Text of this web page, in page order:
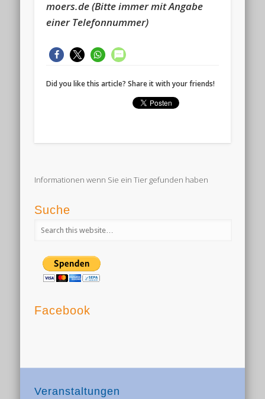
moers.de(Bitte immer mit Angabe
einer Telefonnummer)
Did you like this article? Share it with your friends!
Informationen wenn Sie ein Tier gefunden haben
Suche
Facebook
Veranstaltungen